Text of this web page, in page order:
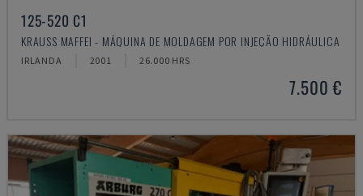
125-520 C1
KRAUSS MAFFEI - MÁQUINA DE MOLDAGEM POR INJEÇÃO HIDRÁULICA
IRLANDA 2001 26.000 HRS
7.500 €